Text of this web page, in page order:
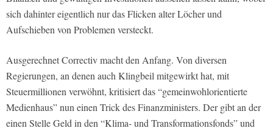
sich dahinter eigentlich nur das Flicken alter Löcher und
Aufschieben von Problemen versteckt.
Ausgerechnet Correctiv macht den Anfang. Von diversen
Regierungen, an denen auch Klingbeil mitgewirkt hat, mit
Steuermillionen verwöhnt, kritisiert das “gemeinwohlorientierte
Medienhaus” nun einen Trick des Finanzministers. Der gibt an der
einen Stelle Geld in den “Klima- und Transformationsfonds” und